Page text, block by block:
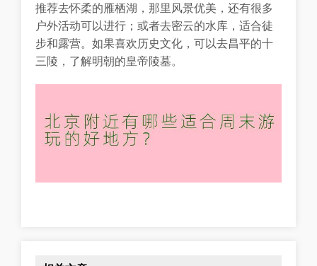
推荐去怀柔的雁栖湖，那里风景优美，还有很多
户外活动可以进行；或者去密云的水库，适合徒
步和露营。如果喜欢历史文化，可以去昌平的十
三陵，了解明朝的皇帝陵墓。